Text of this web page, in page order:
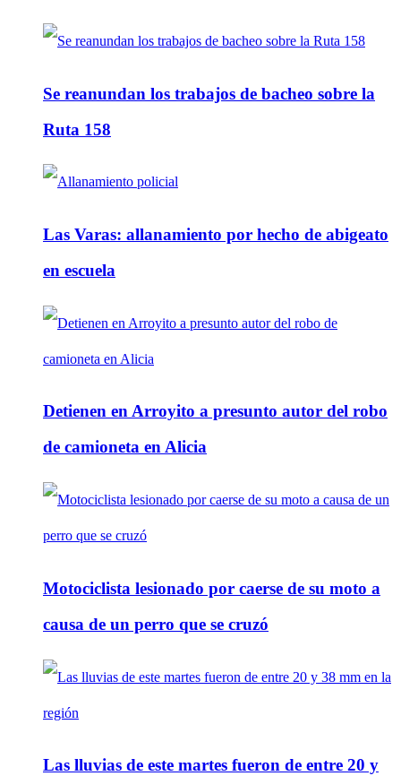
Se reanundan los trabajos de bacheo sobre la
Ruta 158
Las Varas: allanamiento por hecho de abigeato
en escuela
Detienen en Arroyito a presunto autor del robo
de camioneta en Alicia
Motociclista lesionado por caerse de su moto a
causa de un perro que se cruzó
Las lluvias de este martes fueron de entre 20 y